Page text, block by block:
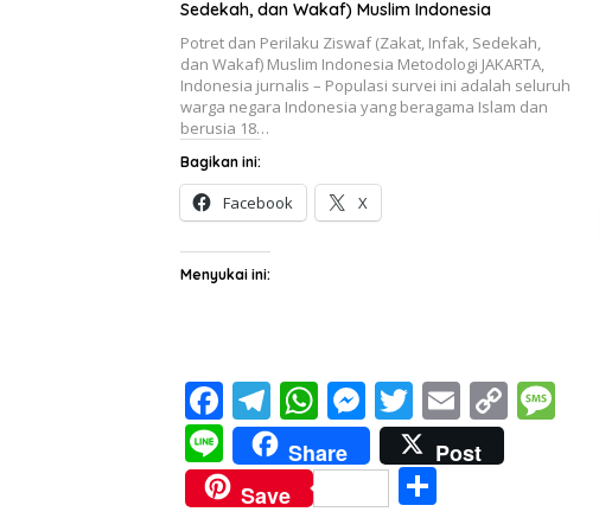
Sedekah, dan Wakaf) Muslim Indonesia
Potret dan Perilaku Ziswaf (Zakat, Infak, Sedekah,
dan Wakaf) Muslim Indonesia Metodologi JAKARTA,
Indonesia jurnalis – Populasi survei ini adalah seluruh
warga negara Indonesia yang beragama Islam dan
berusia 18…
Bagikan ini:
Facebook X
Menyukai ini:
F
ac
e
b
T
el
e
gr
W
h
at
s
M
e
ss
e
T
w
itt
er
E
m
ai
C
Li
n
e
Share
Post
Save